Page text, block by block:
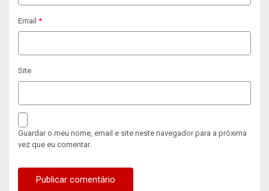
Email *
Site
Guardar o meu nome, email e site neste navegador para a próxima
vez que eu comentar.